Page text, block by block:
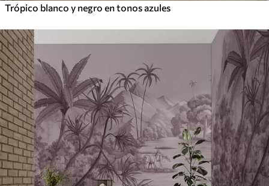
Trópico blanco y negro en tonos azules